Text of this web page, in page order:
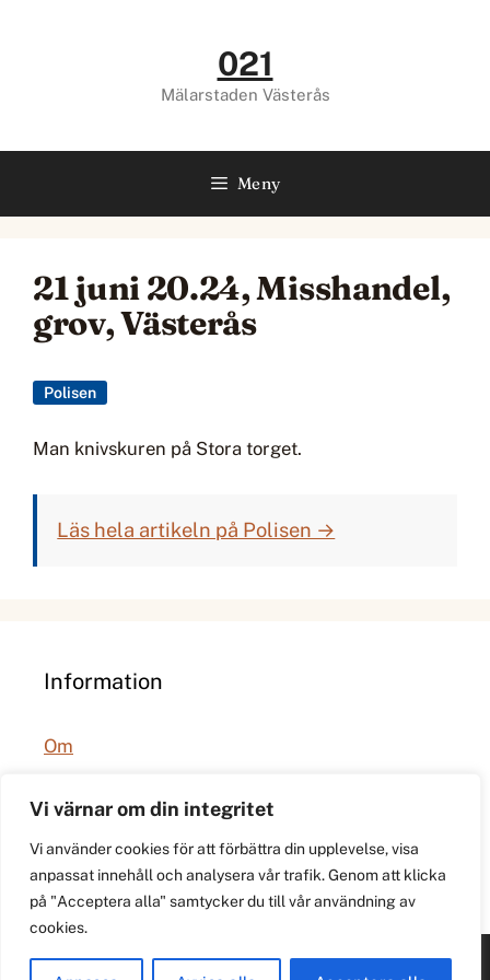
Vi värnar om din integritet
Vi använder cookies för att förbättra din upplevelse, visa
anpassat innehåll och analysera vår trafik. Genom att klicka
på "Acceptera alla" samtycker du till vår användning av
cookies.
021
Mälarstaden Västerås
Meny
21 juni 20.24, Misshandel,
grov, Västerås
Polisen
Man knivskuren på Stora torget.
Läs hela artikeln på Polisen →
Information
Om